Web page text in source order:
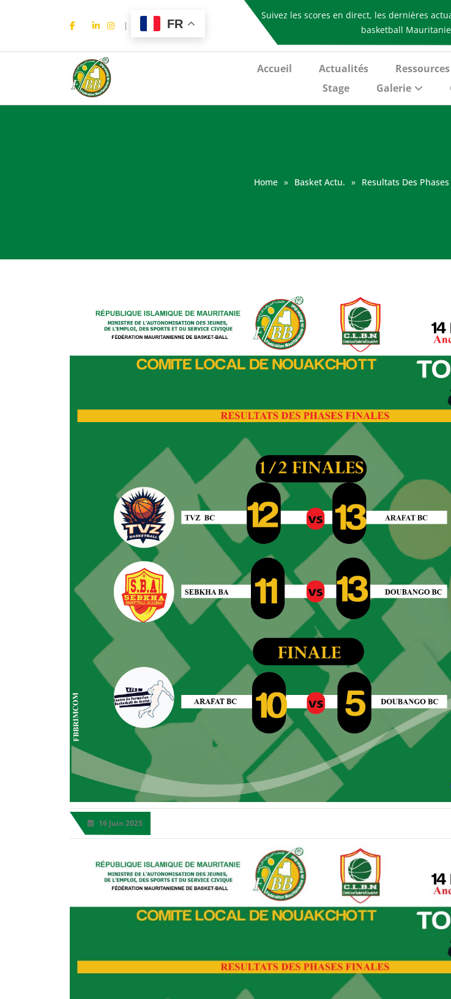
FR
Suivez les scores en direct, les dernières
basketball
Accueil Actualités Ressources
Stage
Galerie
Home » Basket Actu. » Resultats Des
16 Juin 2025